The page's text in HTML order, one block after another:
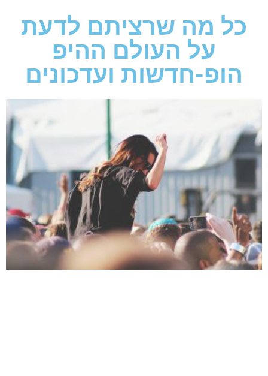
כל מה שרציתם לדעת
על העולם ההיפ
הופ-חדשות ועדכונים